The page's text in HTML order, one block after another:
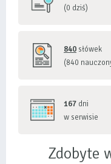
(0 dziś)
840 słówek
(840
167 dni
w serwisie
Zdobyte